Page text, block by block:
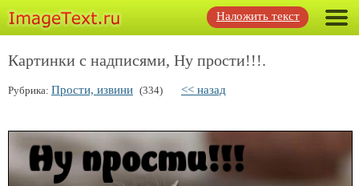
Наложить текст
Картинки с надписями, Ну прости!!!.
Рубрика: Прости, извини (334) << назад